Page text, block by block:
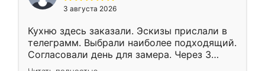
3 августа 2026
Кухню здесь заказали. Эскизы прислали в
телеграмм. Выбрали наиболее подходящий.
Согласовали день для замера. Через 3
недели кухня была уже готова. Остались